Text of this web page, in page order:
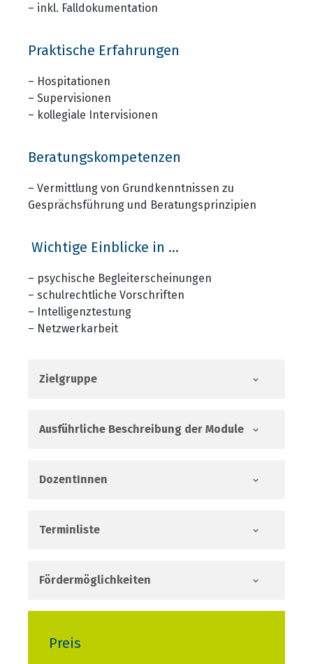
– inkl. Falldokumentation
Praktische Erfahrungen
– Hospitationen
– Supervisionen
– kollegiale Intervisionen
Beratungskompetenzen
– Vermittlung von Grundkenntnissen zu
Gesprächsführung und Beratungsprinzipien
Wichtige Einblicke in ...
– psychische Begleiterscheinungen
– schulrechtliche Vorschriften
– Intelligenztestung
– Netzwerkarbeit
Zielgruppe
Ausführliche Beschreibung der Module
DozentInnen
Terminliste
Fördermöglichkeiten
Preis